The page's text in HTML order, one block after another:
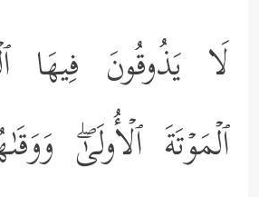
لَا یَذُوقُونَ فِیهَا
ٱلۡمَوۡتَةَ ٱلۡأُولَىٰۖ